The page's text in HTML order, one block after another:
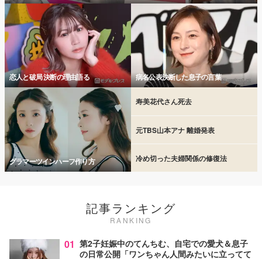
恋人と破局 決断の理由語る 病名公表決断した息子の言葉
グラマーツインハーフ作り方
寿美花代さん死去
元TBS山本アナ 離婚発表
冷め切った夫婦関係の修復法
記事ランキング
RANKING
01 第2子妊娠中のてんちむ、自宅での愛犬＆息子
の日常公開「ワンちゃん人間みたいに立ってて